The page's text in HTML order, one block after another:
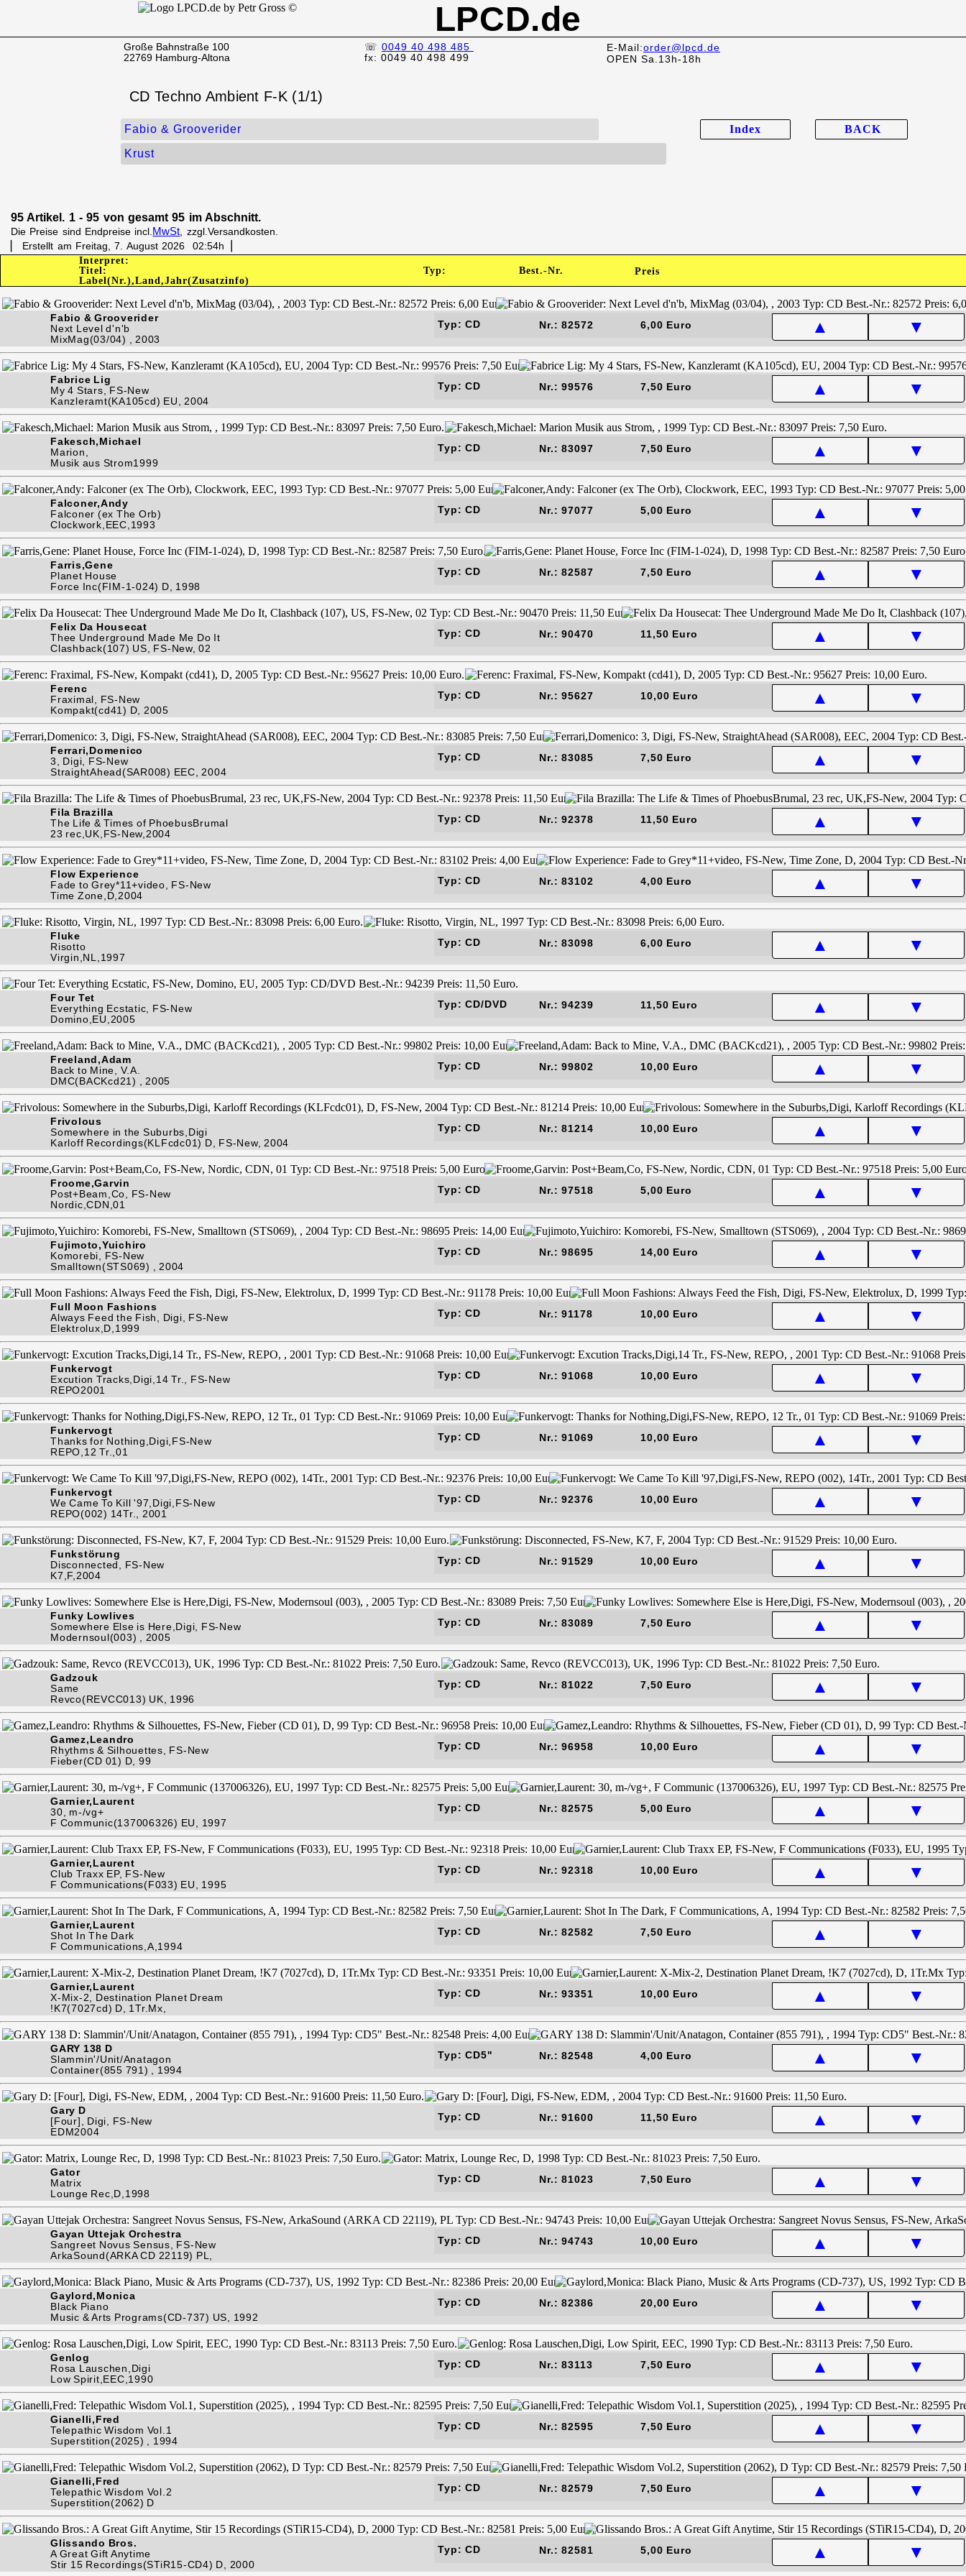
LPCD.de
Große Bahnstraße 100
22769 Hamburg-Altona
☏ 0049 40 498 485
fx: 0049 40 498 499
E-Mail:order@lpcd.de
OPEN Sa.13h-18h
Index BACK
CD Techno Ambient F-K (1/1)
Fabio & Grooverider
Krust
95 Artikel. 1 - 95 von gesamt 95 im Abschnitt.
Die Preise sind Endpreise incl. MwSt , zzgl.Versandkosten.
▏ Erstellt am Freitag, 7. August 2026 02:54h▕
Interpret:
Titel:
Label(Nr.),Land,Jahr(Zusatzinfo)
Typ: Best.-Nr. Preis
Fabio & Grooverider
Next Level d'n'b
MixMag(03/04) , 2003
Typ: CD Nr.: 82572 6,00 Euro ▲ ▼
Fabrice Lig
My 4 Stars, FS-New
Kanzleramt(KA105cd) EU, 2004
Typ: CD Nr.: 99576 7,50 Euro ▲ ▼
Fakesch,Michael
Marion,
Musik aus Strom1999
Typ: CD Nr.: 83097 7,50 Euro ▲ ▼
Falconer,Andy
Falconer (ex The Orb)
Clockwork,EEC,1993
Typ: CD Nr.: 97077 5,00 Euro ▲ ▼
Farris,Gene
Planet House
Force Inc(FIM-1-024) D, 1998
Typ: CD Nr.: 82587 7,50 Euro ▲ ▼
Felix Da Housecat
Thee Underground Made Me Do It
Clashback(107) US, FS-New, 02
Typ: CD Nr.: 90470 11,50 Euro ▲ ▼
Ferenc
Fraximal, FS-New
Kompakt(cd41) D, 2005
Typ: CD Nr.: 95627 10,00 Euro ▲ ▼
Ferrari,Domenico
3, Digi, FS-New
StraightAhead(SAR008) EEC, 2004
Typ: CD Nr.: 83085 7,50 Euro ▲ ▼
Fila Brazilla
The Life & Times of PhoebusBrumal
23 rec,UK,FS-New,2004
Typ: CD Nr.: 92378 11,50 Euro ▲ ▼
Flow Experience
Fade to Grey*11+video, FS-New
Time Zone,D,2004
Typ: CD Nr.: 83102 4,00 Euro ▲ ▼
Fluke
Risotto
Virgin,NL,1997
Typ: CD Nr.: 83098 6,00 Euro ▲ ▼
Four Tet
Everything Ecstatic, FS-New
Domino,EU,2005
Typ: CD/DVD Nr.: 94239 11,50 Euro ▲ ▼
Freeland,Adam
Back to Mine, V.A.
DMC(BACKcd21) , 2005
Typ: CD Nr.: 99802 10,00 Euro ▲ ▼
Frivolous
Somewhere in the Suburbs,Digi
Karloff Recordings(KLFcdc01) D, FS-New, 2004
Typ: CD Nr.: 81214 10,00 Euro ▲ ▼
Froome,Garvin
Post+Beam,Co, FS-New
Nordic,CDN,01
Typ: CD Nr.: 97518 5,00 Euro ▲ ▼
Fujimoto,Yuichiro
Komorebi, FS-New
Smalltown(STS069) , 2004
Typ: CD Nr.: 98695 14,00 Euro ▲ ▼
Full Moon Fashions
Always Feed the Fish, Digi, FS-New
Elektrolux,D,1999
Typ: CD Nr.: 91178 10,00 Euro ▲ ▼
Funkervogt
Excution Tracks,Digi,14 Tr., FS-New
REPO2001
Typ: CD Nr.: 91068 10,00 Euro ▲ ▼
Funkervogt
Thanks for Nothing,Digi,FS-New
REPO,12 Tr.,01
Typ: CD Nr.: 91069 10,00 Euro ▲ ▼
Funkervogt
We Came To Kill '97,Digi,FS-New
REPO(002) 14Tr., 2001
Typ: CD Nr.: 92376 10,00 Euro ▲ ▼
Funkstörung
Disconnected, FS-New
K7,F,2004
Typ: CD Nr.: 91529 10,00 Euro ▲ ▼
Funky Lowlives
Somewhere Else is Here,Digi, FS-New
Modernsoul(003) , 2005
Typ: CD Nr.: 83089 7,50 Euro ▲ ▼
Gadzouk
Same
Revco(REVCC013) UK, 1996
Typ: CD Nr.: 81022 7,50 Euro ▲ ▼
Gamez,Leandro
Rhythms & Silhouettes, FS-New
Fieber(CD 01) D, 99
Typ: CD Nr.: 96958 10,00 Euro ▲ ▼
Garnier,Laurent
30, m-/vg+
F Communic(137006326) EU, 1997
Typ: CD Nr.: 82575 5,00 Euro ▲ ▼
Garnier,Laurent
Club Traxx EP, FS-New
F Communications(F033) EU, 1995
Typ: CD Nr.: 92318 10,00 Euro ▲ ▼
Garnier,Laurent
Shot In The Dark
F Communications,A,1994
Typ: CD Nr.: 82582 7,50 Euro ▲ ▼
Garnier,Laurent
X-Mix-2, Destination Planet Dream
!K7(7027cd) D, 1Tr.Mx,
Typ: CD Nr.: 93351 10,00 Euro ▲ ▼
GARY 138 D
Slammin'/Unit/Anatagon
Container(855 791) , 1994
Typ: CD5" Nr.: 82548 4,00 Euro ▲ ▼
Gary D
[Four], Digi, FS-New
EDM2004
Typ: CD Nr.: 91600 11,50 Euro ▲ ▼
Gator
Matrix
Lounge Rec,D,1998
Typ: CD Nr.: 81023 7,50 Euro ▲ ▼
Gayan Uttejak Orchestra
Sangreet Novus Sensus, FS-New
ArkaSound(ARKA CD 22119) PL,
Typ: CD Nr.: 94743 10,00 Euro ▲ ▼
Gaylord,Monica
Black Piano
Music & Arts Programs(CD-737) US, 1992
Typ: CD Nr.: 82386 20,00 Euro ▲ ▼
Genlog
Rosa Lauschen,Digi
Low Spirit,EEC,1990
Typ: CD Nr.: 83113 7,50 Euro ▲ ▼
Gianelli,Fred
Telepathic Wisdom Vol.1
Superstition(2025) , 1994
Typ: CD Nr.: 82595 7,50 Euro ▲ ▼
Gianelli,Fred
Telepathic Wisdom Vol.2
Superstition(2062) D
Typ: CD Nr.: 82579 7,50 Euro ▲ ▼
Glissando Bros.
A Great Gift Anytime
Stir 15 Recordings(STiR15-CD4) D, 2000
Typ: CD Nr.: 82581 5,00 Euro ▲ ▼